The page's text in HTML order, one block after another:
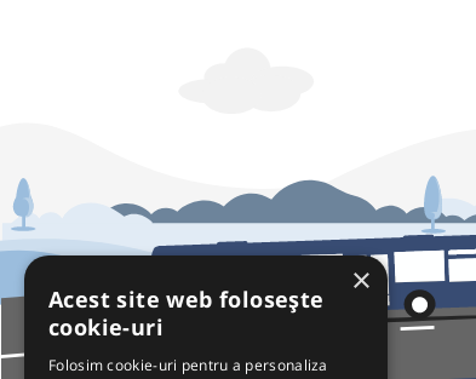
×
Acest site web folosește
cookie-uri
Folosim cookie-uri pentru a personaliza